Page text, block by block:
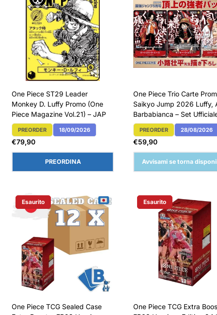
One Piece ST29 Leader
Monkey D. Luffy Promo (One
Piece Magazine Vol.21) – JAP
Etichetta Del Prodotto:
PREORDER 18/09/2026
Prezzo
normale
€79,90
PREORDINA
One Piece Trio Carte
Saikyo Jump 2026 Luffy,
Barbabianca – Set
Etichetta Del Prodotto:
PREORDER 28/08/2026
Prezzo
normale
€59,90
Avvisami se torna
Etichetta Del Prodotto:
Esaurito
One Piece TCG Sealed Case
Etichetta Del Prodotto:
Esaurito
One Piece TCG Extra